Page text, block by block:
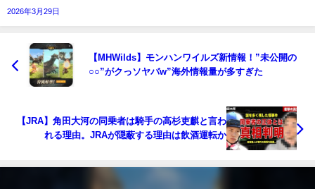
2026年3月29日
【MHWilds】モンハンワイルズ新情報！”未公開の
○○”がクっソヤバw”海外情報量が多すぎた
【JRA】角田大河の同乗者は騎手の高杉吏麒と言わ
れる理由。JRAが隠蔽する理由は飲酒運転か